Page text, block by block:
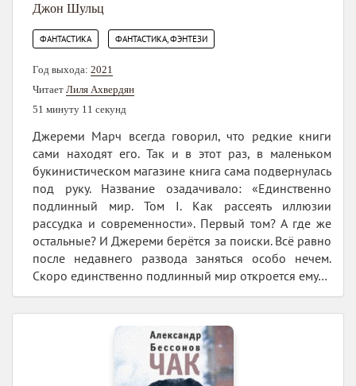
Джон Шульц
ФАНТАСТИКА ФАНТАСТИКА, ФЭНТЕЗИ
Год выхода: 2021
Читает Лиля Ахвердян
51 минуту 11 секунд
Джереми Марч всегда говорил, что редкие книги
сами находят его. Так и в этот раз, в маленьком
букинистическом магазине книга сама подвернулась
под руку. Название озадачивало: «Единственно
подлинный мир. Том I. Как рассеять иллюзии
рассудка и современности». Первый том? А где же
остальные? И Джереми берётся за поиски. Всё равно
после недавнего развода заняться особо нечем.
Скоро единственно подлинный мир откроется ему…